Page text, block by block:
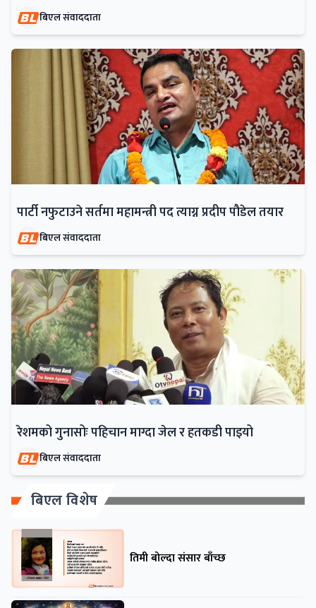
बिएल संवाददाता
पार्टी नफुटाउने सर्तमा महामन्त्री पद त्याग्न प्रदीप पौडेल तयार
बिएल संवाददाता
रेशमको गुनासोः पहिचान माग्दा जेल र हतकडी पाइयो
बिएल संवाददाता
बिएल विशेष
तिमी बोल्दा संसार बाँच्छ